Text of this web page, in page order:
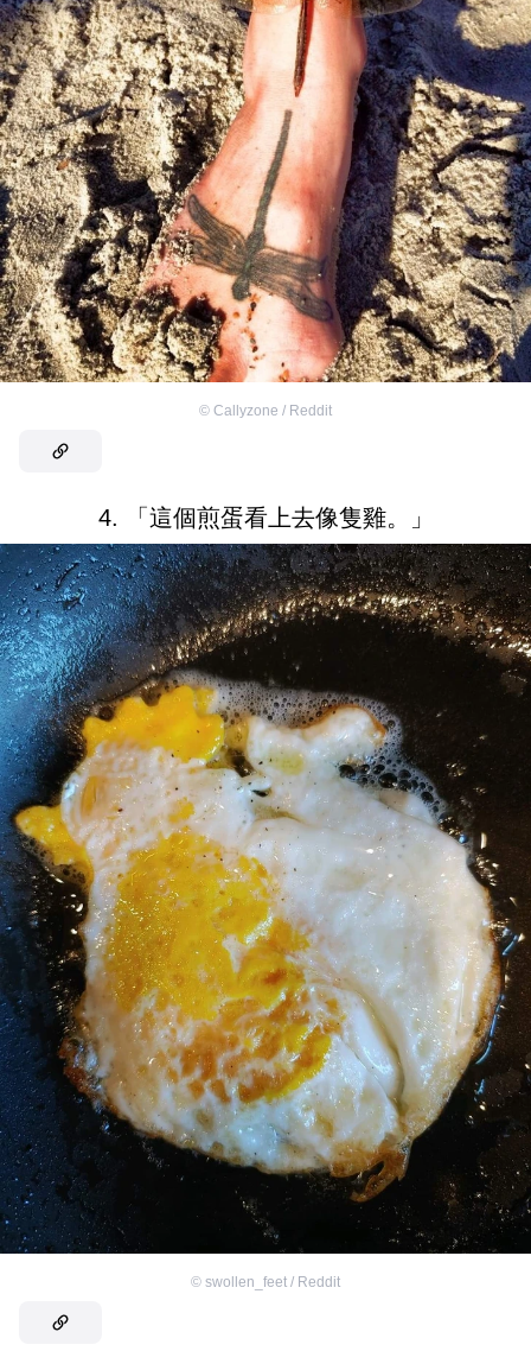
© Callyzone / Reddit
4. 「這個煎蛋看上去像隻雞。」
© swollen_feet / Reddit